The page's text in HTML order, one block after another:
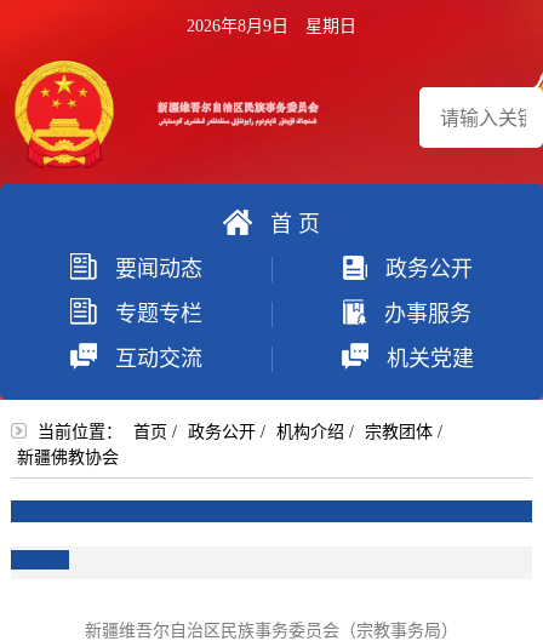
2026年8月9日 星期日
索
首 页
要闻动态
政务公开
专题专栏
办事服务
互动交流
机关党建
当前位置： 首页 / 政务公开/ 机构介绍 / 宗教团体/
新疆佛教协会
新疆维吾尔自治区民族事务委员会（宗教事务局）